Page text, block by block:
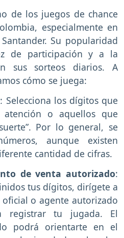
de los juegos de chance
especialmente en
Su popularidad
de participación y a la
sus sorteos diarios. A
cómo se juega:
: Selecciona los dígitos que
o aquellos que
Por lo general, se
aunque existen
cantidad de cifras.
de venta autorizado:
tus dígitos, dirígete a
o agente autorizado
registrar tu jugada. El
podrá orientarte en el